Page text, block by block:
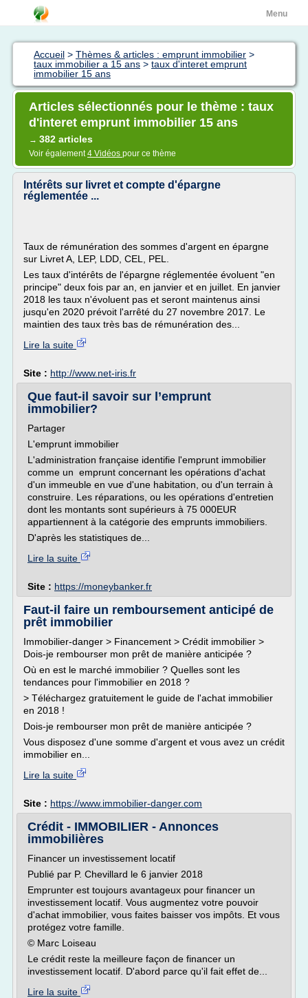
Menu
Accueil > Thèmes & articles : emprunt immobilier >
taux immobilier a 15 ans > taux d'interet emprunt
immobilier 15 ans
Articles sélectionnés pour le thème : taux
d'interet emprunt immobilier 15 ans
→ 382 articles
Voir également4 Vidéos pour ce thème
Intérêts sur livret et compte d'épargne
réglementée ...
Taux de rémunération des sommes d'argent en épargne
sur Livret A, LEP, LDD, CEL, PEL.
Les taux d'intérêts de l'épargne réglementée évoluent "en
principe" deux fois par an, en janvier et en juillet. En janvier
2018 les taux n'évoluent pas et seront maintenus ainsi
jusqu'en 2020 prévoit l'arrêté du 27 novembre 2017. Le
maintien des taux très bas de rémunération des...
Lire la suite
Site : http://www.net-iris.fr
Que faut-il savoir sur l’emprunt
immobilier?
Partager
L'emprunt immobilier
L'administration française identifie l'emprunt immobilier
comme un emprunt concernant les opérations d'achat
d'un immeuble en vue d'une habitation, ou d'un terrain à
construire. Les réparations, ou les opérations d'entretien
dont les montants sont supérieurs à 75 000EUR
appartiennent à la catégorie des emprunts immobiliers.
D'après les statistiques de...
Lire la suite
Site : https://moneybanker.fr
Faut-il faire un remboursement anticipé de
prêt immobilier
Immobilier-danger > Financement > Crédit immobilier >
Dois-je rembourser mon prêt de manière anticipée ?
Où en est le marché immobilier ? Quelles sont les
tendances pour l'immobilier en 2018 ?
> Téléchargez gratuitement le guide de l'achat immobilier
en 2018 !
Dois-je rembourser mon prêt de manière anticipée ?
Vous disposez d'une somme d'argent et vous avez un crédit
immobilier en...
Lire la suite
Site : https://www.immobilier-danger.com
Crédit - IMMOBILIER - Annonces
immobilières
Financer un investissement locatif
Publié par P. Chevillard le 6 janvier 2018
Emprunter est toujours avantageux pour financer un
investissement locatif. Vous augmentez votre pouvoir
d'achat immobilier, vous faites baisser vos impôts. Et vous
protégez votre famille.
© Marc Loiseau
Le crédit reste la meilleure façon de financer un
investissement locatif. D'abord parce qu'il fait effet de...
Lire la suite